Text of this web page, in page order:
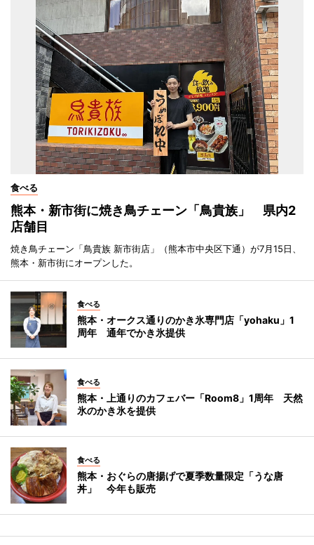
食べる
熊本・新市街に焼き鳥チェーン「鳥貴族」 県内2
店舗目
焼き鳥チェーン「鳥貴族 新市街店」（熊本市中央区下通）が7月15日、
熊本・新市街にオープンした。
食べる
熊本・オークス通りのかき氷専門店「yohaku」1
周年 通年でかき氷提供
食べる
熊本・上通りのカフェバー「Room8」1周年 天然
氷のかき氷を提供
食べる
熊本・おぐらの唐揚げで夏季数量限定「うな唐
丼」 今年も販売